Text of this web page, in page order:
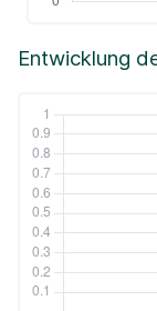
Entwicklung